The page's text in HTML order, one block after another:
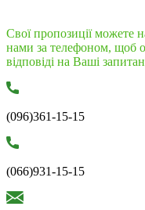
Свої пропозиції можете
нами за телефоном, щоб
відповіді на Ваші
(096)361-15-15
(066)931-15-15